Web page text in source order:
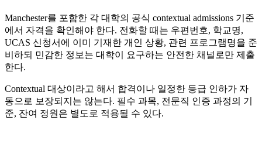
Manchester를 포함한 각 대학의 공식 contextual admissions 기준
에서 자격을 확인해야 한다. 전화할 때는 우편번호, 학교명,
UCAS 신청서에 이미 기재한 개인 상황, 관련 프로그램명을 준
비하되 민감한 정보는 대학이 요구하는 안전한 채널로만 제출
한다.
Contextual 대상이라고 해서 합격이나 일정한 등급 인하가 자
동으로 보장되지는 않는다. 필수 과목, 전문직 인증 과정의 기
준, 잔여 정원은 별도로 적용될 수 있다.